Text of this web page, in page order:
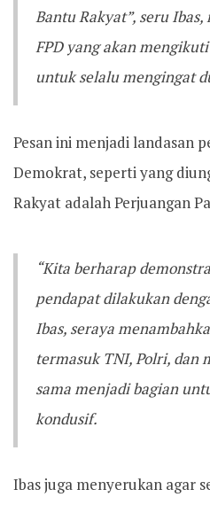
Bantu Rakyat”, seru
FPD yang akan
untuk selalu mengingat
Pesan ini menjadi landasan
Demokrat, seperti yang
Rakyat adalah Perjuangan
“Kita berharap
pendapat dilakukan
Ibas, seraya
termasuk TNI, Polri, dan
sama menjadi bagian
kondusif.
Ibas juga menyerukan agar